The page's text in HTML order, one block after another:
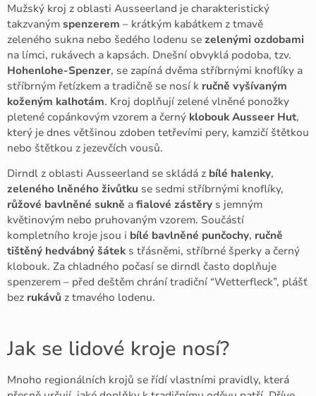
Mužský kroj z oblasti Ausseerland je charakteristický
takzvaným spenzerem – krátkým kabátkem z tmavě
zeleného sukna nebo šedého lodenu se zelenými ozdobami
na límci, rukávech a kapsách. Dnešní obvyklá podoba, tzv.
Hohenlohe-Spenzer, se zapíná dvěma stříbrnými knoflíky a
stříbrným řetízkem a tradičně se nosí k ručně vyšívaným
koženým kalhotám. Kroj doplňují zelené vlněné ponožky
pletené copánkovým vzorem a černý klobouk Ausseer Hut,
který je dnes většinou zdoben tetřevími pery, kamzičí štětkou
nebo štětkou z jezevčích vousů.
Dirndl z oblasti Ausseerland se skládá z bílé halenky,
zeleného lněného živůtku se sedmi stříbrnými knoflíky,
růžové bavlněné sukně a fialové zástěry s jemným
květinovým nebo pruhovaným vzorem. Součástí
kompletního kroje jsou i bílé bavlněné punčochy, ručně
tištěný hedvábný šáteks třásněmi, stříbrné šperky a černý
klobouk. Za chladného počasí se dirndl často doplňuje
spenzerem – před deštěm chrání tradiční “Wetterfleck”, plášť
bez rukávů z tmavého lodenu.
Jak se lidové kroje nosí?
Mnoho regionálních krojů se řídí vlastními pravidly, která